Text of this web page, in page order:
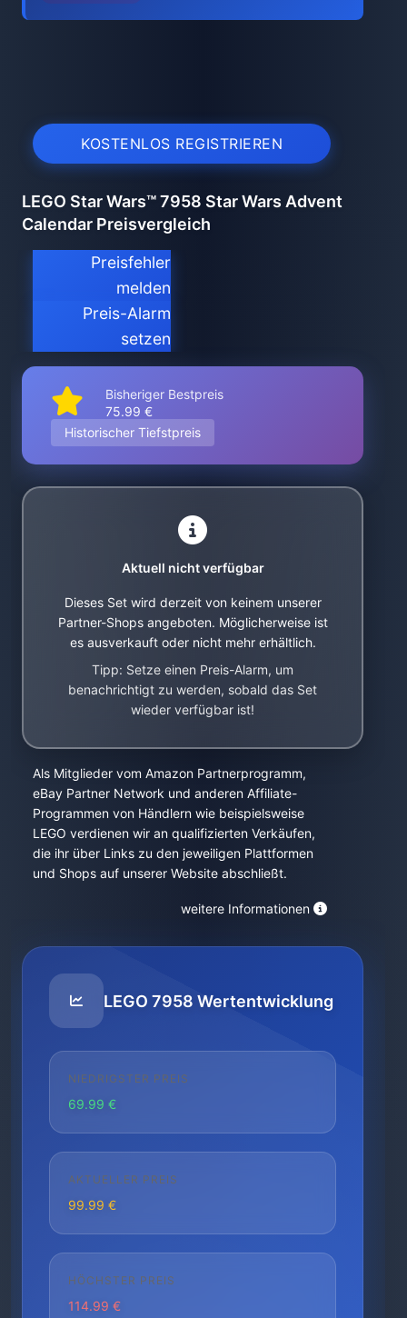
KOSTENLOS REGISTRIEREN
LEGO Star Wars™ 7958 Star Wars Advent
Calendar Preisvergleich
Preisfehler
melden
Preis-Alarm
setzen
Bisheriger Bestpreis
75.99 €
Historischer Tiefstpreis
Aktuell nicht verfügbar
Dieses Set wird derzeit von keinem unserer
Partner-Shops angeboten. Möglicherweise ist
es ausverkauft oder nicht mehr erhältlich.
Tipp: Setze einen Preis-Alarm, um
benachrichtigt zu werden, sobald das Set
wieder verfügbar ist!
Als Mitglieder vom Amazon Partnerprogramm,
eBay Partner Network und anderen Affiliate-
Programmen von Händlern wie beispielsweise
LEGO verdienen wir an qualifizierten Verkäufen,
die ihr über Links zu den jeweiligen Plattformen
und Shops auf unserer Website abschließt.
weitere Informationen
LEGO 7958 Wertentwicklung
NIEDRIGSTER PREIS
69.99 €
AKTUELLER PREIS
99.99 €
HÖCHSTER PREIS
114.99 €